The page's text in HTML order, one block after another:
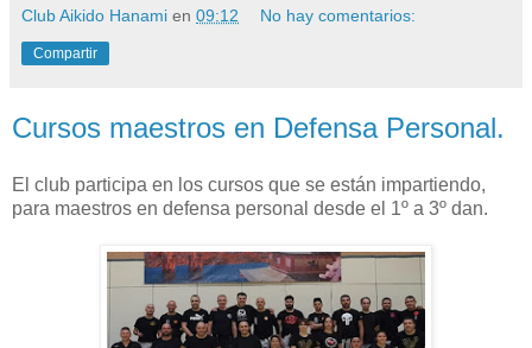
Club Aikido Hanami en 09:12 No hay comentarios:
Compartir
Cursos maestros en Defensa Personal.
El club participa en los cursos que se están impartiendo,
para maestros en defensa personal desde el 1º a 3º dan.